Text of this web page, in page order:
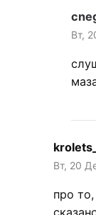
Вт,
Вт, 20
про